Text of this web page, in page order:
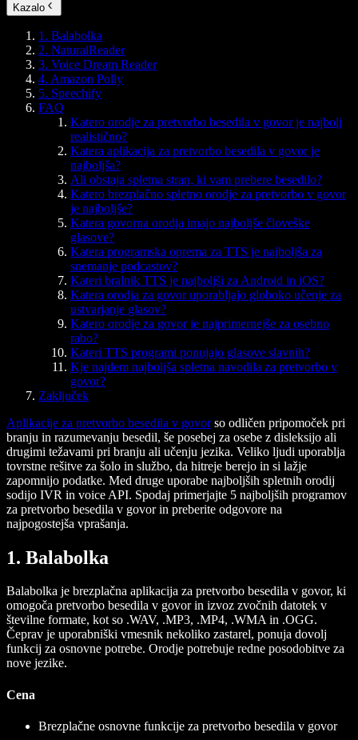
Kazalo
1. Balabolka
2. NaturalReader
3. Voice Dream Reader
4. Amazon Polly
5. Speechify
FAQ
Katero orodje za pretvorbo besedila v govor je najbolj
realistično?
Katera aplikacija za pretvorbo besedila v govor je
najboljša?
Ali obstaja spletna stran, ki vam prebere besedilo?
Katero brezplačno spletno orodje za pretvorbo v govor
je najboljše?
Katera govorna orodja imajo najboljše človeške
glasove?
Katera programska oprema za TTS je najboljša za
snemanje podcastov?
Kateri bralnik TTS je najboljši za Android in iOS?
Katera orodja za govor uporabljajo globoko učenje za
ustvarjanje glasov?
Katero orodje za govor je najprimernejše za osebno
rabo?
Kateri TTS programi ponujajo glasove slavnih?
Kje najdem najboljša spletna navodila za pretvorbo v
govor?
Zaključek
Aplikacije za pretvorbo besedila v govorso odličen pripomoček pri
branju in razumevanju besedil, še posebej za osebe z disleksijo ali
drugimi težavami pri branju ali učenju jezika. Veliko ljudi uporablja
tovrstne rešitve za šolo in službo, da hitreje berejo in si lažje
zapomnijo podatke. Med druge uporabe najboljših spletnih orodij
sodijo IVR in voice API. Spodaj primerjajte 5 najboljših programov
za pretvorbo besedila v govor in preberite odgovore na
najpogostejša vprašanja.
1. Balabolka
Balabolka je brezplačna aplikacija za pretvorbo besedila v govor, ki
omogoča pretvorbo besedila v govor in izvoz zvočnih datotek v
številne formate, kot so .WAV, .MP3, .MP4, .WMA in .OGG.
Čeprav je uporabniški vmesnik nekoliko zastarel, ponuja dovolj
funkcij za osnovne potrebe. Orodje potrebuje redne posodobitve za
nove jezike.
Cena
Brezplačne osnovne funkcije za pretvorbo besedila v govor